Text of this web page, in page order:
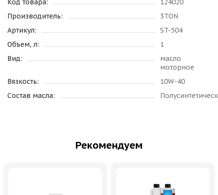
Код товара:
124020
Производитель:
3TON
Артикул:
ST-504
Объем, л:
1
Вид:
масло
моторное
Вязкость:
10W-40
Состав масла:
Рекомендуем